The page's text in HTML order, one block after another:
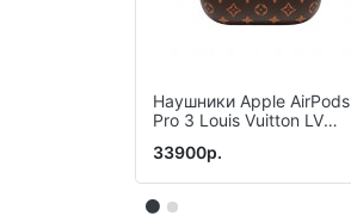
Наушники Apple AirPods
Pro 3 Louis Vuitton LV
33900р.